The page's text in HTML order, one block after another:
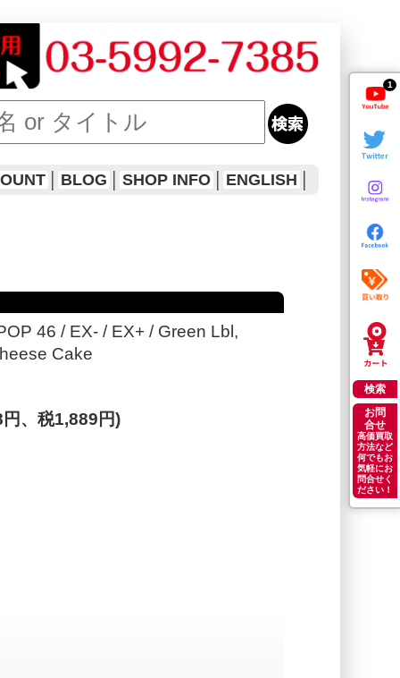
1
検索
お問
合せ
高価買取
方法など
何でもお
気軽にお
問合せく
ださい！
BLOG SHOP INFO ENGLISH
46 / EX- / EX+ / Green Lbl,
Cake
、税1,889円)